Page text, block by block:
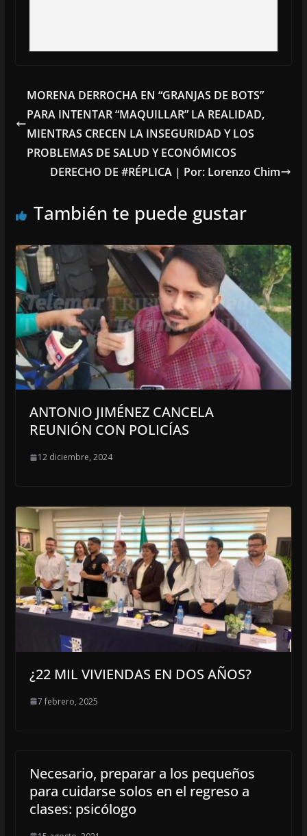
MORENA DERROCHA EN “GRANJAS DE BOTS”
PARA INTENTAR “MAQUILLAR” LA REALIDAD,
MIENTRAS CRECEN LA INSEGURIDAD Y LOS
PROBLEMAS DE SALUD Y ECONÓMICOS
DERECHO DE #RÉPLICA | Por: Lorenzo Chim
También te puede gustar
ANTONIO JIMÉNEZ CANCELA
REUNIÓN CON POLICÍAS
12 diciembre, 2024
¿22 MIL VIVIENDAS EN DOS AÑOS?
7 febrero, 2025
Necesario, preparar a los pequeños
para cuidarse solos en el regreso a
clases: psicólogo